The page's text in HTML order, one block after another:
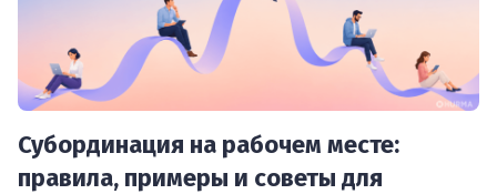
Субординация на рабочем месте:
правила, примеры и советы для